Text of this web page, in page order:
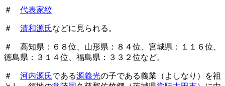
＃ 代表家紋
＃ 清和源氏などに見られる。
＃ 高知県：６８位、山形県：８４位、宮城県：１１６位、
徳島県：３１４位、福島県：３３２位など。
＃ 河内源氏である源義光の子である義業（よしなり）を祖